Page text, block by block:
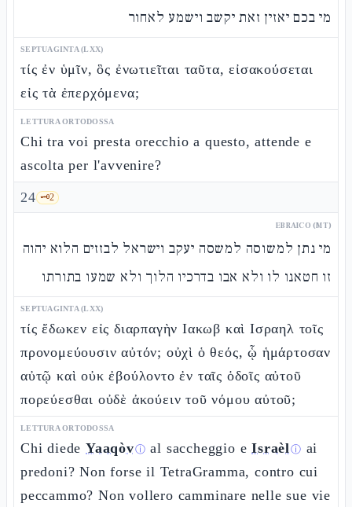
מי בכם יאזין זאת יקשב וישמע לאחור
SEPTUAGINTA (LXX)
τίς ἐν ὑμῖν, ὃς ἐνωτιεῖται ταῦτα, εἰσακούσεται
εἰς τὰ ἐπερχόμενα;
LETTURA ORTODOSSA
Chi tra voi presta orecchio a questo, attende e
ascolta per l'avvenire?
24 🗝️2
EBRAICO (MT)
מי נתן למשוסה למשסה יעקב וישראל לבזזים הלוא יהוה
זו חטאנו לו ולא אבו בדרכיו הלוך ולא שמעו בתורתו
SEPTUAGINTA (LXX)
τίς ἔδωκεν εἰς διαρπαγὴν Ιακωβ καὶ Ισραηλ τοῖς
προνομεύουσιν αὐτόν; οὐχὶ ὁ θεός, ᾧ ἡμάρτοσαν
αὐτῷ καὶ οὐκ ἐβούλοντο ἐν ταῖς ὁδοῖς αὐτοῦ
πορεύεσθαι οὐδὲ ἀκούειν τοῦ νόμου αὐτοῦ;
LETTURA ORTODOSSA
Chi diede Yaaqòvⓘ al saccheggio eIsraèlⓘ ai
predoni? Non forse il TetraGramma, contro cui
peccammo? Non vollero camminare nelle sue vie